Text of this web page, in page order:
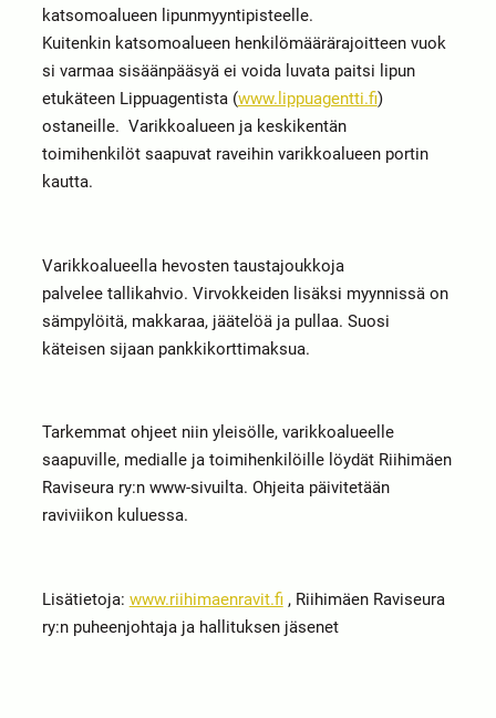
katsomoalueen lipunmyyntipisteelle.
Kuitenkin katsomoalueen henkilömäärärajoitteen vuok
si varmaa sisäänpääsyä ei voida luvata paitsi lipun
etukäteen Lippuagentista (www.lippuagentti.fi)
ostaneille. Varikkoalueen ja keskikentän
toimihenkilöt saapuvat raveihin varikkoalueen portin
kautta.
Varikkoalueella hevosten taustajoukkoja
palvelee tallikahvio. Virvokkeiden lisäksi myynnissä on
sämpylöitä, makkaraa, jäätelöä ja pullaa. Suosi
käteisen sijaan pankkikorttimaksua.
Tarkemmat ohjeet niin yleisölle, varikkoalueelle
saapuville, medialle ja toimihenkilöille löydät Riihimäen
Raviseura ry:n www-sivuilta. Ohjeita päivitetään
raviviikon kuluessa.
Lisätietoja: www.riihimaenravit.fi, Riihimäen Raviseura
ry:n puheenjohtaja ja hallituksen jäsenet